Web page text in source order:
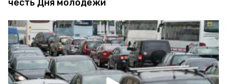
честь Дня молодежи